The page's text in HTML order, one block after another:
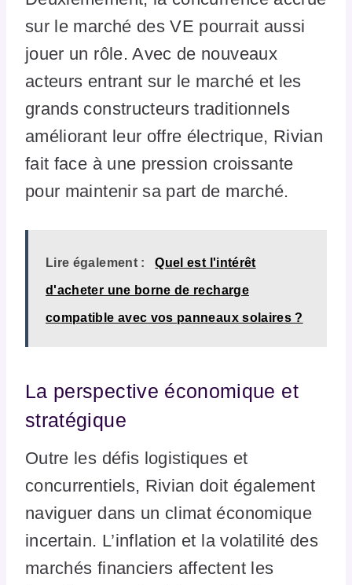
sur le marché des VE pourrait aussi
jouer un rôle. Avec de nouveaux
acteurs entrant sur le marché et les
grands constructeurs traditionnels
améliorant leur offre électrique, Rivian
fait face à une pression croissante
pour maintenir sa part de marché.
Lire également : Quel est l'intérêt
d'acheter une borne de recharge
compatible avec vos panneaux solaires ?
La perspective économique et
stratégique
Outre les défis logistiques et
concurrentiels, Rivian doit également
naviguer dans un climat économique
incertain. L’inflation et la volatilité des
marchés financiers affectent les